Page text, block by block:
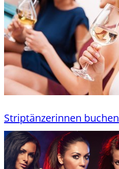
Striptänzerinnen buchen